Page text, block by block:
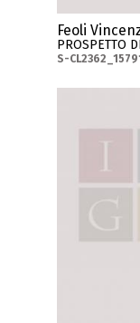
Feoli
PROSPETTO
S-CL2362_15791